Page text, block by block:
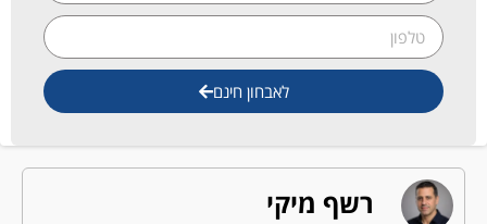
לאבחון חינם
רשף מיקי